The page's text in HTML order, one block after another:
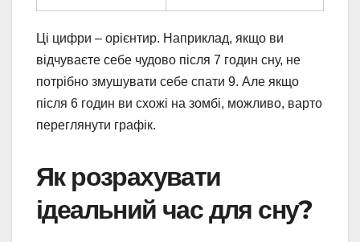
Ці цифри – орієнтир. Наприклад, якщо ви
відчуваєте себе чудово після 7 годин сну, не
потрібно змушувати себе спати 9. Але якщо
після 6 годин ви схожі на зомбі, можливо, варто
переглянути графік.
Як розрахувати
ідеальний час для сну?